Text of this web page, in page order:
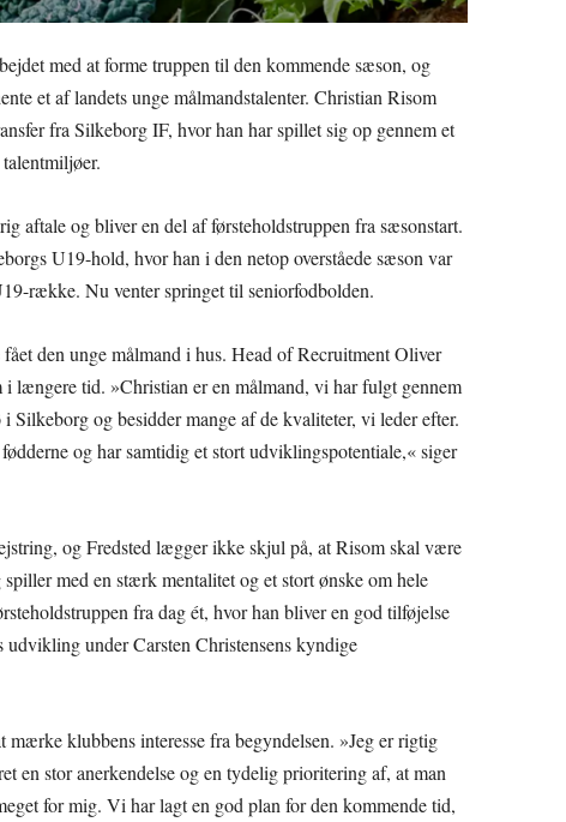
med at forme truppen til den kommende sæson, og
et af landets unge målmandstalenter. Christian Risom
fra Silkeborg IF, hvor han har spillet sig op gennem et
aftale og bliver en del af førsteholdstruppen fra sæsonstart.
U19-hold, hvor han i den netop overståede sæson var
række. Nu venter springet til seniorfodbolden.
den unge målmand i hus. Head of Recruitment Oliver
længere tid. »Christian er en målmand, vi har fulgt gennem
og besidder mange af de kvaliteter, vi leder efter.
og har samtidig et stort udviklingspotentiale,« siger
og Fredsted lægger ikke skjul på, at Risom skal være
med en stærk mentalitet og et stort ønske om hele
fra dag ét, hvor han bliver en god tilføjelse
under Carsten Christensens kyndige
klubbens interesse fra begyndelsen. »Jeg er rigtig
en stor anerkendelse og en tydelig prioritering af, at man
for mig. Vi har lagt en god plan for den kommende tid,